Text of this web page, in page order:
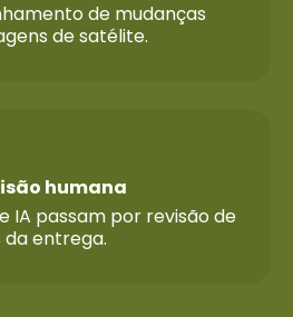
de mudanças
de satélite.
humana
IA passam por revisão de
entrega.